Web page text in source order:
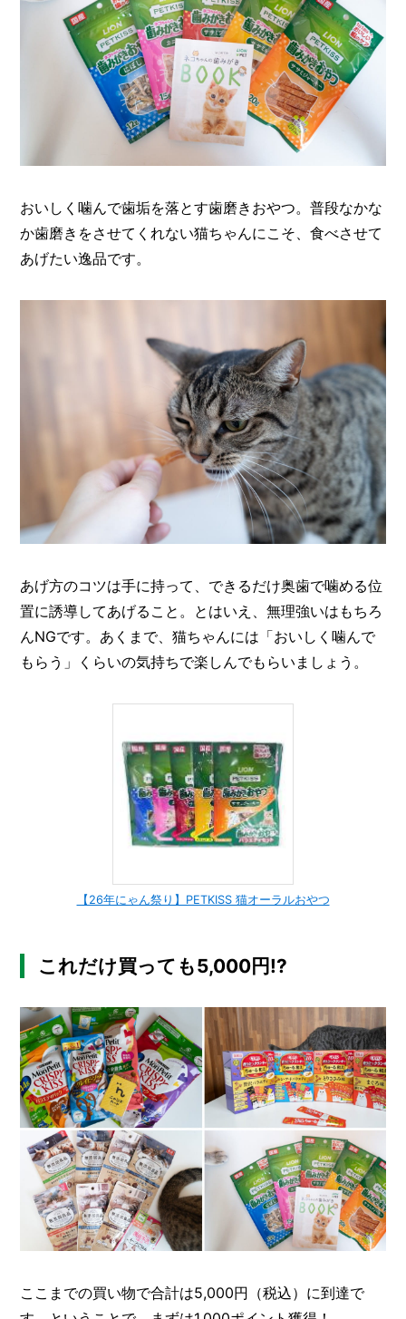
おいしく噛んで歯垢を落とす歯磨きおやつ。普段なかな
か歯磨きをさせてくれない猫ちゃんにこそ、食べさせて
あげたい逸品です。
あげ方のコツは手に持って、できるだけ奥歯で噛める位
置に誘導してあげること。とはいえ、無理強いはもちろ
んNGです。あくまで、猫ちゃんには「おいしく噛んで
もらう」くらいの気持ちで楽しんでもらいましょう。
【26年にゃん祭り】PETKISS 猫オーラルおやつ
これだけ買っても5,000円!?
ここまでの買い物で合計は5,000円（税込）に到達で